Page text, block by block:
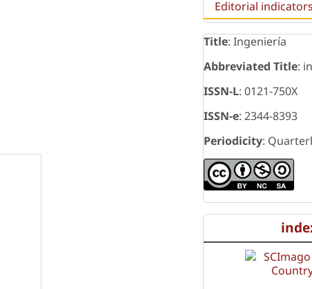
Editorial
Title: Ingeniería
Abbreviated Title:
ISSN-L: 0121-750X
ISSN-e: 2344-8393
Periodicity: